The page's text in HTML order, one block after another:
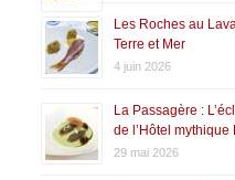
Les Roches au
Terre et Mer
4 juin 2026
La Passagère :
de l’Hôtel
29 mai 2026